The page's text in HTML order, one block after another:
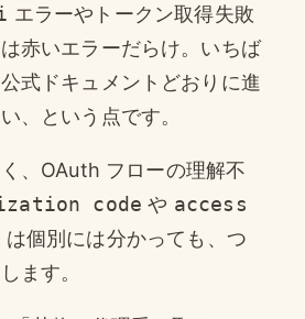
エラーやトークン取得失敗
赤いエラーだらけ。いちば
式ドキュメントどおりに進
、という点です。
、OAuth フローの理解不
code や access
は個別には分かっても、つ
ます。